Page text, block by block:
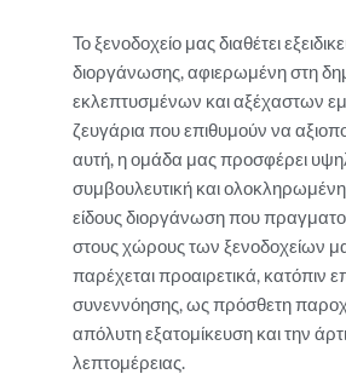
Το ξενοδοχείο μας διαθέτει
διοργάνωσης, αφιερωμένη στη
εκλεπτυσμένων και αξέχαστων
ζευγάρια που επιθυμούν να
αυτή, η ομάδα μας προσφέρει
συμβουλευτική και
είδους διοργάνωση που
στους χώρους των ξενοδοχείων
παρέχεται προαιρετικά, κατόπιν
συνεννόησης, ως πρόσθετη
απόλυτη εξατομίκευση και την
λεπτομέρειας.